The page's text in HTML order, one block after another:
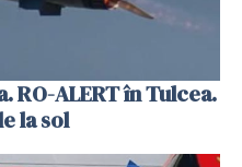
RO-ALERT în Tulcea.
la sol